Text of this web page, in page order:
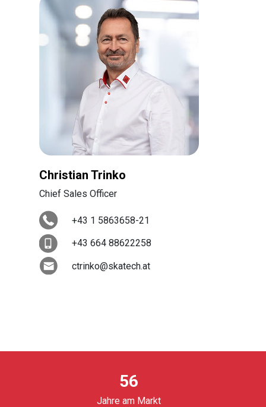
Christian Trinko
Chief Sales Officer
+43 1 5863658-21
+43 664 88622258
ctrinko@skatech.at
56
Jahre am Markt